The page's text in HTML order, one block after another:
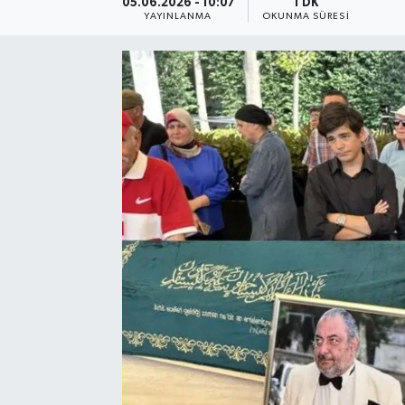
05.06.2026 - 10:07
YAYINLANMA
1 DK
OKUNMA SÜRESI
Röportajlar